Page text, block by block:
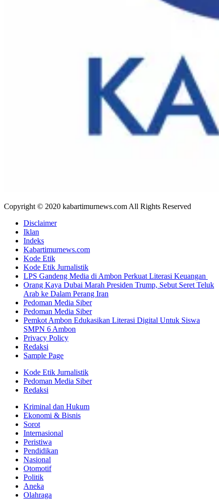
Copyright © 2020 kabartimurnews.com All Rights Reserved
Disclaimer
Iklan
Indeks
Kabartimurnews.com
Kode Etik
Kode Etik Jurnalistik
LPS Gandeng Media di Ambon Perkuat Literasi Keuangan
Orang Kaya Dubai Marah Presiden Trump, Sebut Seret Teluk
Arab ke Dalam Perang Iran
Pedoman Media Siber
Pedoman Media Siber
Pemkot Ambon Edukasikan Literasi Digital Untuk Siswa
SMPN 6 Ambon
Privacy Policy
Redaksi
Sample Page
Kode Etik Jurnalistik
Pedoman Media Siber
Redaksi
Kriminal dan Hukum
Ekonomi & Bisnis
Sorot
Internasional
Peristiwa
Pendidikan
Nasional
Otomotif
Politik
Aneka
Olahraga